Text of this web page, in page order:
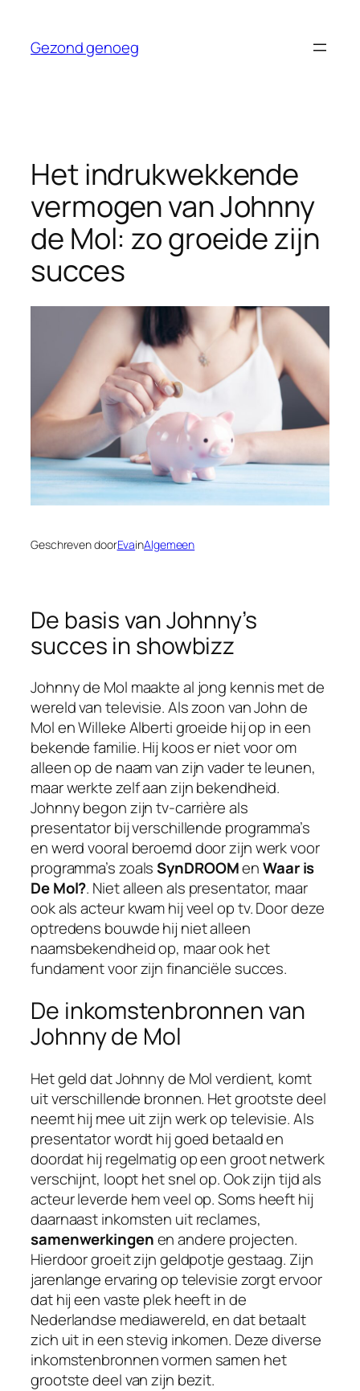
Gezond genoeg
Het indrukwekkende
vermogen van Johnny
de Mol: zo groeide zijn
succes
Geschreven doorEvainAlgemeen
De basis van Johnny’s
succes in showbizz
Johnny de Mol maakte al jong kennis met de
wereld van televisie. Als zoon van John de
Mol en Willeke Alberti groeide hij op in een
bekende familie. Hij koos er niet voor om
alleen op de naam van zijn vader te leunen,
maar werkte zelf aan zijn bekendheid.
Johnny begon zijn tv-carrière als
presentator bij verschillende programma’s
en werd vooral beroemd door zijn werk voor
programma’s zoalsSynDROOMenWaar is
De Mol?. Niet alleen als presentator, maar
ook als acteur kwam hij veel op tv. Door deze
optredens bouwde hij niet alleen
naamsbekendheid op, maar ook het
fundament voor zijn financiële succes.
De inkomstenbronnen van
Johnny de Mol
Het geld dat Johnny de Mol verdient, komt
uit verschillende bronnen. Het grootste deel
neemt hij mee uit zijn werk op televisie. Als
presentator wordt hij goed betaald en
doordat hij regelmatig op een groot netwerk
verschijnt, loopt het snel op. Ook zijn tijd als
acteur leverde hem veel op. Soms heeft hij
daarnaast inkomsten uit reclames,
samenwerkingenen andere projecten.
Hierdoor groeit zijn geldpotje gestaag. Zijn
jarenlange ervaring op televisie zorgt ervoor
dat hij een vaste plek heeft in de
Nederlandse mediawereld, en dat betaalt
zich uit in een stevig inkomen. Deze diverse
inkomstenbronnen vormen samen het
grootste deel van zijn bezit.